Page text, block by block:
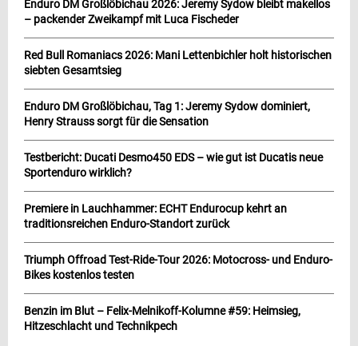
Enduro DM Großlöbichau 2026: Jeremy Sydow bleibt makellos
– packender Zweikampf mit Luca Fischeder
Red Bull Romaniacs 2026: Mani Lettenbichler holt historischen
siebten Gesamtsieg
Enduro DM Großlöbichau, Tag 1: Jeremy Sydow dominiert,
Henry Strauss sorgt für die Sensation
Testbericht: Ducati Desmo450 EDS – wie gut ist Ducatis neue
Sportenduro wirklich?
Premiere in Lauchhammer: ECHT Endurocup kehrt an
traditionsreichen Enduro-Standort zurück
Triumph Offroad Test-Ride-Tour 2026: Motocross- und Enduro-
Bikes kostenlos testen
Benzin im Blut – Felix-Melnikoff-Kolumne #59: Heimsieg,
Hitzeschlacht und Technikpech